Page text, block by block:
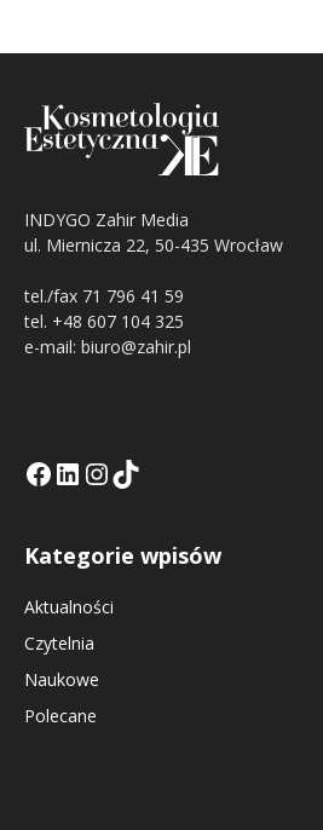
INDYGO Zahir Media
ul. Miernicza 22, 50-435 Wrocław
tel./fax 71 796 41 59
tel. +48 607 104 325
e-mail: biuro@zahir.pl
Facebook
LinkedIn
Tik Tok KEInstagramm KE
Kategorie wpisów
Aktualności
Czytelnia
Naukowe
Polecane